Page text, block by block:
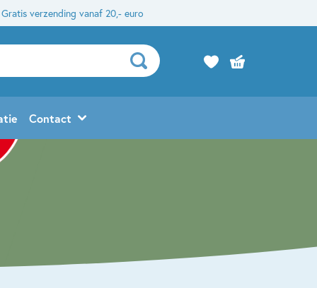
Gratis verzending vanaf 20,- euro
Contact